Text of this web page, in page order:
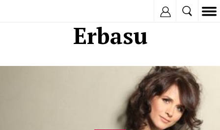
Erbasu